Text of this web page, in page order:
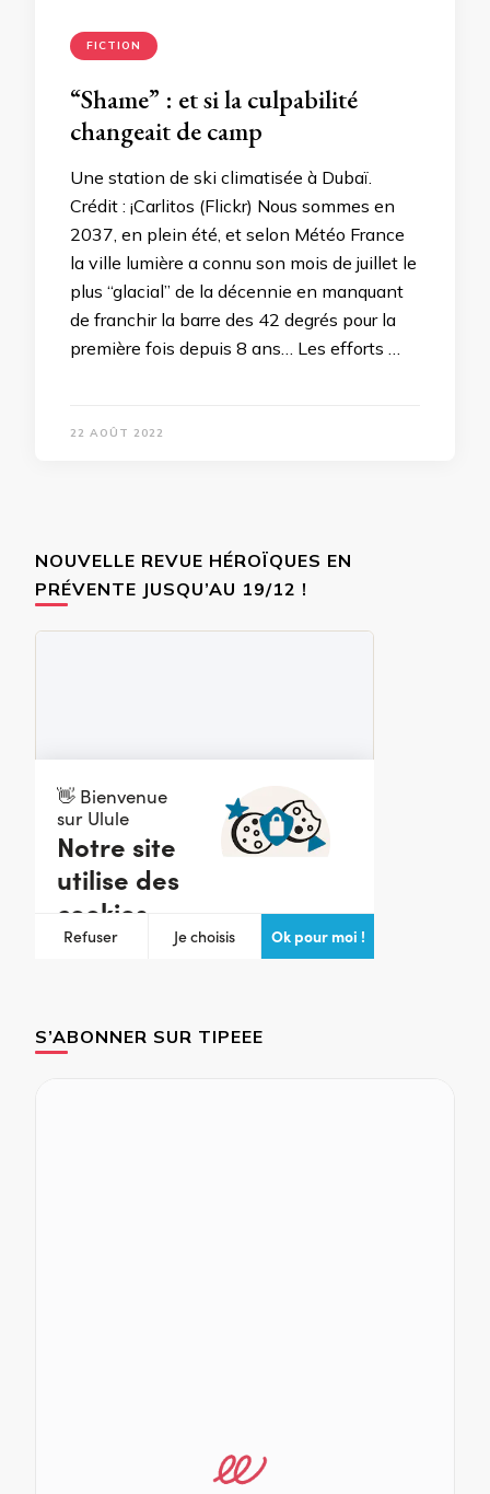
FICTION
“Shame” : et si la culpabilité
changeait de camp
Une station de ski climatisée à Dubaï.
Crédit : ¡Carlitos (Flickr) Nous sommes en
2037, en plein été, et selon Météo France
la ville lumière a connu son mois de juillet le
plus “glacial” de la décennie en manquant
de franchir la barre des 42 degrés pour la
première fois depuis 8 ans… Les efforts …
22 AOÛT 2022
NOUVELLE REVUE HÉROÏQUES EN
PRÉVENTE JUSQU’AU 19/12 !
S’ABONNER SUR TIPEEE